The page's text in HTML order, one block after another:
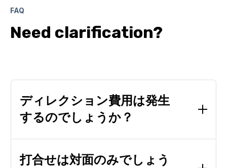
FAQ
Need clarification?
ディレクション費用は発生
するのでしょうか？
金以外の費用は発生いたしません。
打合せは対面のみでしょう